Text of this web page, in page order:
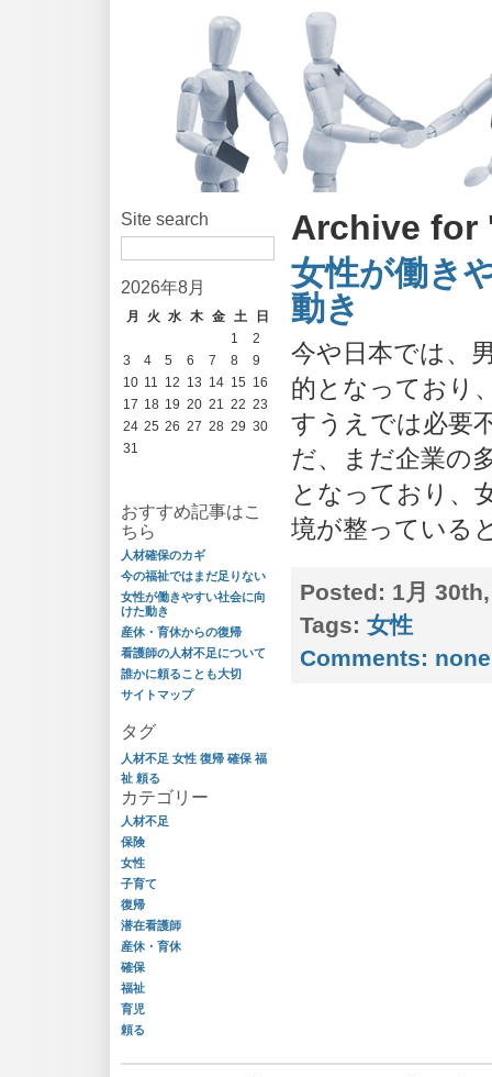
Site search
2026年8月
月 火 水 木 金 土
日
1
2
3
4 5 6 7 8
9
10 11 12 13 14 15 16
17 18 19 20 21 22 23
24 25 26 27 28 29 30
31
おすすめ記事はこ
ちら
人材確保のカギ
今の福祉ではまだ足りない
女性が働きやすい社会に向
けた動き
産休・育休からの復帰
看護師の人材不足について
誰かに頼ることも大切
サイトマップ
タグ
人材不足 女性 復帰 確保 福
祉 頼る
カテゴリー
人材不足
保険
女性
子育て
復帰
潜在看護師
産休・育休
確保
福祉
育児
頼る
Archive for
女性が働き
動き
今や日本では、
的となっており
すうえでは必要
だ、まだ企業の
となっており、
境が整っている
Posted: 1月
Tags: 女性
Comments: none